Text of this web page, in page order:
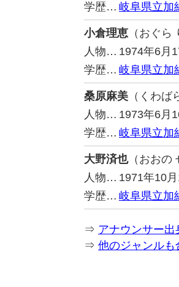
学歴… 岐阜県立加
小倉理恵 （おぐら
人物… 1974年6月
学歴… 岐阜県立加
桑原麻美 （くわば
人物… 1973年6月
学歴… 岐阜県立加
大野済也（おおの
人物… 1971年10
学歴… 岐阜県立加
⇒ アナウンサー出
⇒ 他のジャンルも